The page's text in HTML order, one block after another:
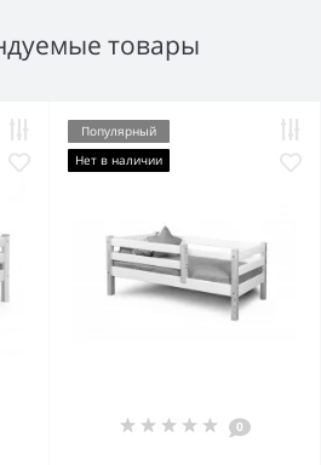
товары
Популярный
Нет в наличии
0